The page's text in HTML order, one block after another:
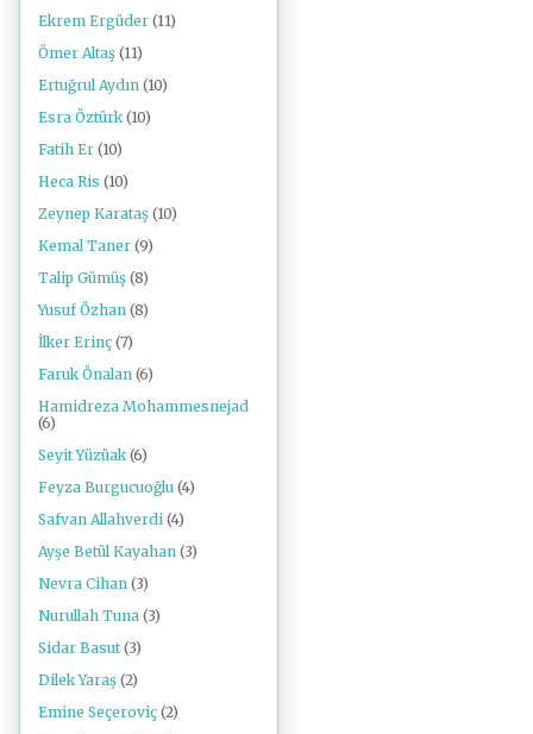
Ekrem Ergüder (11)
Ömer Altaş (11)
Ertuğrul Aydın (10)
Esra Öztürk (10)
Fatih Er (10)
Heca Ris (10)
Zeynep Karataş (10)
Kemal Taner (9)
Talip Gümüş (8)
Yusuf Özhan (8)
İlker Erinç (7)
Faruk Önalan (6)
Hamidreza Mohammesnejad
(6)
Seyit Yüzüak (6)
Feyza Burgucuoğlu (4)
Safvan Allahverdi (4)
Ayşe Betül Kayahan (3)
Nevra Cihan (3)
Nurullah Tuna (3)
Sidar Basut (3)
Dilek Yaraş (2)
Emine Seçeroviç (2)